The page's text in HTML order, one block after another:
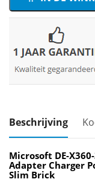
Beschrijving
Microsoft DE-
Adapter Charger
Slim Brick